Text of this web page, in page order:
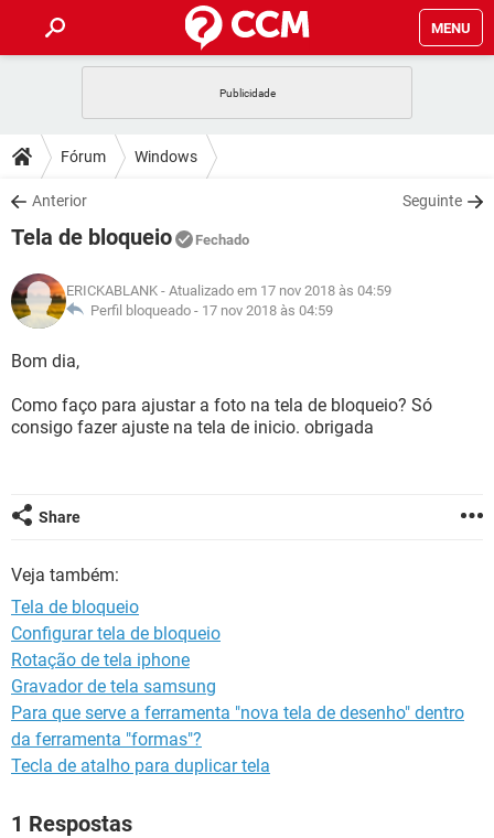
MENU
CELULAR
OUTLOOK
INSTAGRAM
GUIA DE COMPRAS
DICAS
JOGOS
INSTAGRAM GMAIL
GUIA DE COMPRAS
DOWNLOADS
JOGOS
CELULAR
OUTLOOK EXCEL
INSTAGRAM
JOGOS WHATSAPP
CELULAR
OUTLOOK
INSTAGRAM GMAIL
GLOSSÁRIO
JOGOS
OUTLOOK EXCEL
GUIA DE COMPRAS
Fórum Windows
Anterior Seguinte
Tela de bloqueio Fechado
ERICKABLANK - Atualizado em 17 nov 2018 às 04:59
Perfil bloqueado - 17 nov 2018 às 04:59
Bom dia,
Como faço para ajustar a foto na tela de bloqueio? Só
consigo fazer ajuste na tela de inicio. obrigada
Share
Veja também:
Tela de bloqueio
Configurar tela de bloqueio
Rotação de tela iphone
Gravador de tela samsung
Para que serve a ferramenta "nova tela de desenho" dentro
da ferramenta "formas"?
Tecla de atalho para duplicar tela
1 Respostas